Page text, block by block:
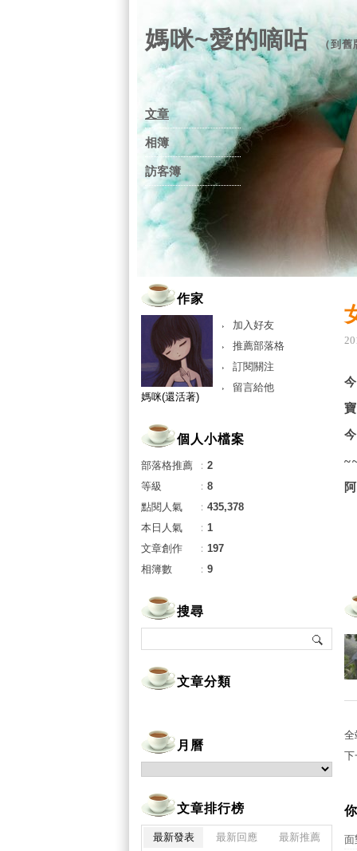
媽咪~愛的嘀咕 （到舊
文章
相簿
訪客簿
全
面
作家
加入好友
推薦部落格
訂閱關注
留言給他
媽咪(還活著)
個人小檔案
部落格推薦 ： 2
等級
： 8
點閱人氣
： 435,378
本日人氣
： 1
文章創作
： 197
相簿數
： 9
搜尋
文章分類
月曆
文章排行榜
最新發表 最新回應
最新推薦